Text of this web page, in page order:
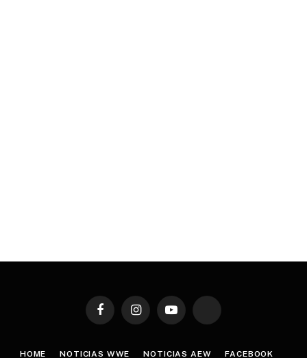
FacebookInstagramYouTube TikTok
HOME NOTICIAS WWE NOTICIAS AEW FACEBOOK